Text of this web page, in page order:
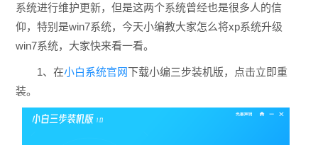
系统进行维护更新，但是这两个系统曾经也是很多人的信
仰，特别是win7系统，今天小编教大家怎么将xp系统升级
win7系统，大家快来看一看。
1、在小白系统官网下载小编三步装机版，点击立即重
装。